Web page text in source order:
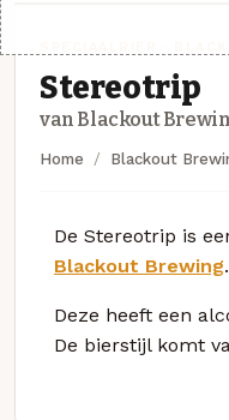
Stereotrip
van Blackout
Home Blackout
De Stereotrip is
Blackout Brewing.
Deze heeft een
De bierstijl komt